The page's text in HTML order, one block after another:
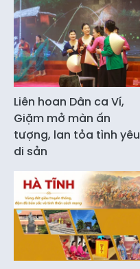
Liên hoan Dân ca Ví,
Giặm mở màn ấn
tượng, lan tỏa tình yêu
di sản